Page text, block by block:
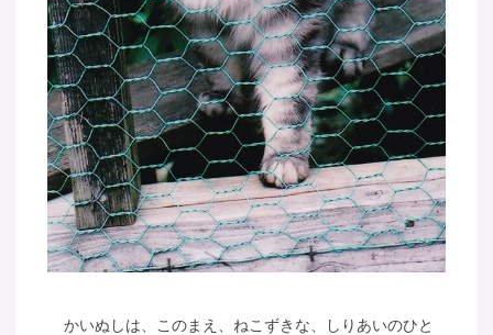
かいぬしは、このまえ、ねこずきな、しりあいのひと